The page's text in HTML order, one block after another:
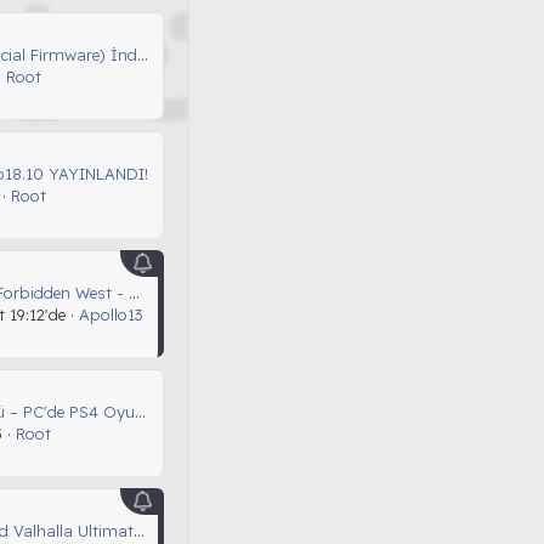
PS4 OFW (Official Firmware) İndirme Siteleri
Root
YAYINLANDI!
Root
[PS4] Horizon Forbidden West - CUSA24705-EUR Full PKG İndir | x0R.TC
Apollo13
PS4 Emülatörü – PC'de PS4 Oyunları Oynayın
Root
Assassins Creed Valhalla Ultimate Edition PS4 Türkçe Yama